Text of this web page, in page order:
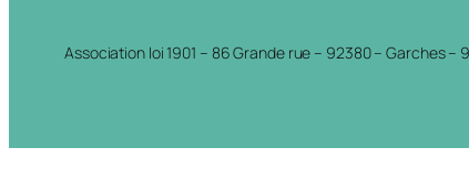
Association loi 1901 – 86 Grande rue – 92380 – Garches –